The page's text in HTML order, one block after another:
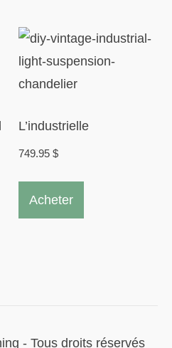
L’industrielle
749.95$
Acheter
- Tous droits réservés